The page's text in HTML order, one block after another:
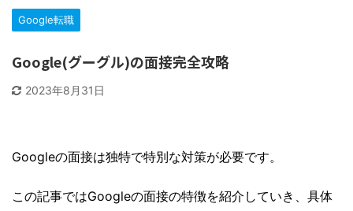
Google転職
Google(グーグル)の面接完全攻略
2023年8月31日
Googleの面接は独特で特別な対策が必要です。
この記事ではGoogleの面接の特徴を紹介していき、具体